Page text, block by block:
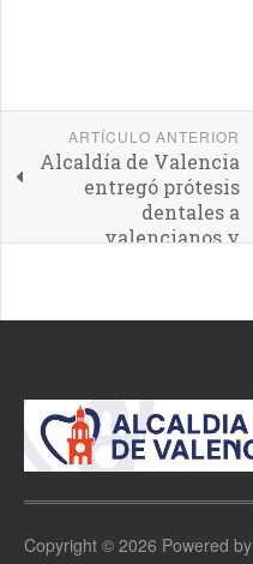
ARTÍCULO ANTERIOR
Alcaldía de Valencia
entregó prótesis
dentales a
valencianos y
Copyright © 2026 Powered by